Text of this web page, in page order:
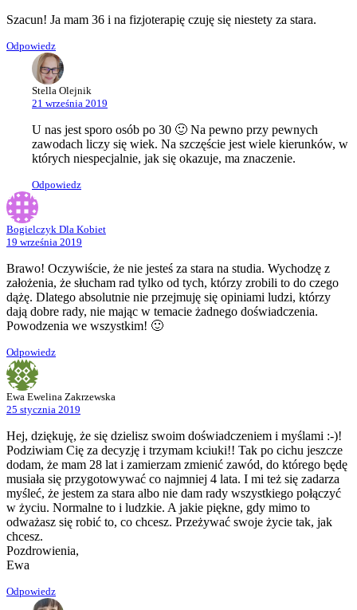
Szacun! Ja mam 36 i na fizjoterapię czuję się niestety za stara.
Odpowiedz
Stella Olejnik
21 września 2019
U nas jest sporo osób po 30 🙂 Na pewno przy pewnych
zawodach liczy się wiek. Na szczęście jest wiele kierunków, w
których niespecjalnie, jak się okazuje, ma znaczenie.
Odpowiedz
Bogielczyk Dla Kobiet
19 września 2019
Brawo! Oczywiście, że nie jesteś za stara na studia. Wychodzę z
założenia, że słucham rad tylko od tych, którzy zrobili to do czego
dążę. Dlatego absolutnie nie przejmuję się opiniami ludzi, którzy
dają dobre rady, nie mając w temacie żadnego doświadczenia.
Powodzenia we wszystkim! 🙂
Odpowiedz
Ewa Ewelina Zakrzewska
25 stycznia 2019
Hej, dziękuję, że się dzielisz swoim doświadczeniem i myślami :-)!
Podziwiam Cię za decyzję i trzymam kciuki!! Tak po cichu jeszcze
dodam, że mam 28 lat i zamierzam zmienić zawód, do którego będę
musiała się przygotowywać co najmniej 4 lata. I mi też się zadarza
myśleć, że jestem za stara albo nie dam rady wszystkiego połączyć
w życiu. Normalne to i ludzkie. A jakie piękne, gdy mimo to
odważasz się robić to, co chcesz. Przeżywać swoje życie tak, jak
chcesz.
Pozdrowienia,
Ewa
Odpowiedz